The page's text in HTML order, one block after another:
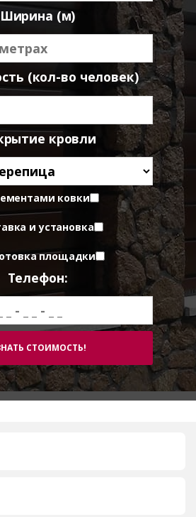
Ширина (м)
(кол-во человек)
кровли
ковки
и установка
площадки
Телефон: